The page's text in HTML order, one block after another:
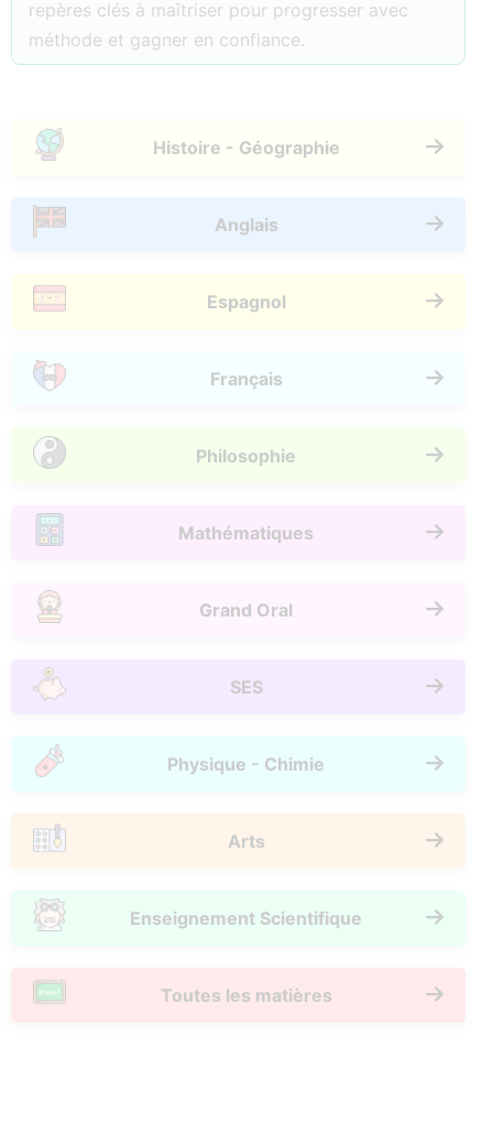
repères clés à maîtriser pour progresser avec
méthode et gagner en confiance.
Histoire - Géographie
Anglais
Espagnol
Français
Philosophie
Mathématiques
Grand Oral
SES
Physique - Chimie
Arts
Enseignement Scientifique
Toutes les matières